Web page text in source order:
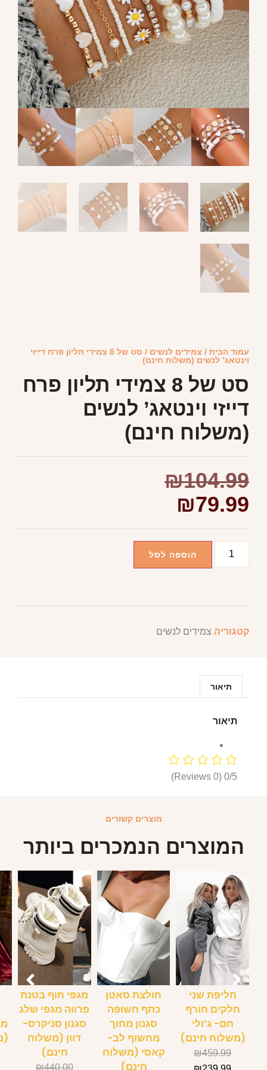
עמוד הבית / צמידים לנשים
/ סט של 8 צמידי תליון פרח דייזי
וינטאג’ לנשים (משלוח חינם)
סט של 8 צמידי תליון פרח
דייזי וינטאג’ לנשים
(משלוח חינם)
₪104.99
₪79.99
הוספה לסל
קטגוריה צמידים לנשים
תיאור
תיאור
0/5
(0 Reviews)
מוצרים קשורים
המוצרים הנמכרים ביותר
חליפת שני
חלקים חורף
חם- ג’ולי
(משלוח חינם)
₪459.99
חולצת סאטן
כתף חשופה
סגנון מחוך
מחשוף לב-
קאסי (משלוח
חינם)
מגפי חוף בטנת
פרווה מגפי שלג
סגנון סניקרס-
דוון (משלוח
חינם)
₪440.00